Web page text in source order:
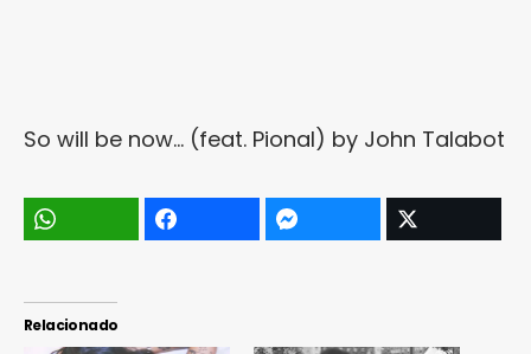
So will be now… (feat. Pional) by John Talabot
Relacionado